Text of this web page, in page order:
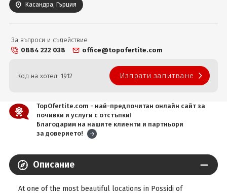
Касандра, Гърция
За въпроси и съдействие
0884 222 038
office@topofertite.com
Код на хотел: 1912 Изпрати запитване
TopOfertite.com - най-предпочитан онлайн сайт за
почивки и услуги с отстъпки!
Благодарим на нашите клиенти и партньори
за доверието!
Описание
At one of the most beautiful locations in Possidi of